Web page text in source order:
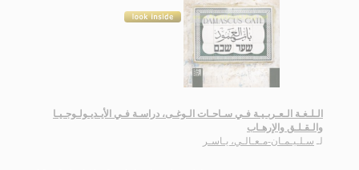
الـلـغـة الـعـربـيـة فـي سـاحـات الـوغـى، دراسـة فـي الأيـديـولـوجـيـا
والـقـلـق والإرهـاب
لـ سـلـيـمـان-مـعـالـي، يـاسـر